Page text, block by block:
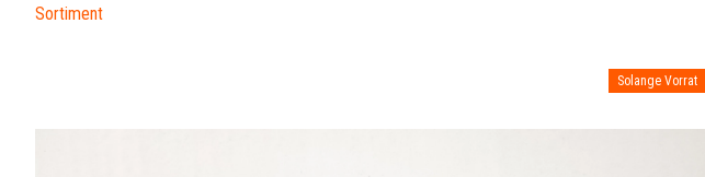
Sortiment
Solange Vorrat